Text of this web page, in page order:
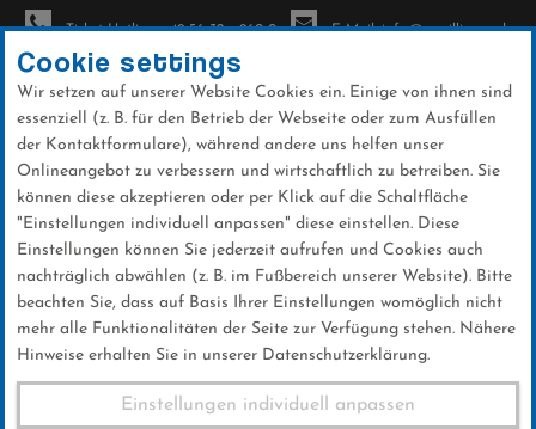
Direkt
zum
Inhalt
Ticket-Hotline: +49 56 32 - 960-0 E-Mail: info@sc-willingen.de
Nikolauslauf 2016
Nikolauslauf 2016
Cookie settings
Wir setzen auf unserer Website Cookies ein. Einige von ihnen sind
essenziell (z. B. für den Betrieb der Webseite oder zum Ausfüllen
der Kontaktformulare), während andere uns helfen unser
Onlineangebot zu verbessern und wirtschaftlich zu betreiben. Sie
können diese akzeptieren oder per Klick auf die Schaltfläche
"Einstellungen individuell anpassen" diese einstellen. Diese
Einstellungen können Sie jederzeit aufrufen und Cookies auch
nachträglich abwählen (z. B. im Fußbereich unserer Website). Bitte
beachten Sie, dass auf Basis Ihrer Einstellungen womöglich nicht
mehr alle Funktionalitäten der Seite zur Verfügung stehen. Nähere
Hinweise erhalten Sie in unserer Datenschutzerklärung.
Einstellungen individuell anpassen